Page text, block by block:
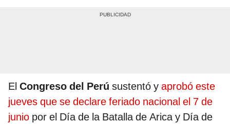
El Congreso del Perú sustentó y aprobó este
jueves que se declare feriado nacional el 7 de
junio por el Día de la Batalla de Arica y Día de